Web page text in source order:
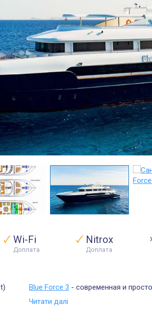
Wi-Fi
Доплата
Nitrox
Доплата
Blue Force 3 - современная и
Читати далі